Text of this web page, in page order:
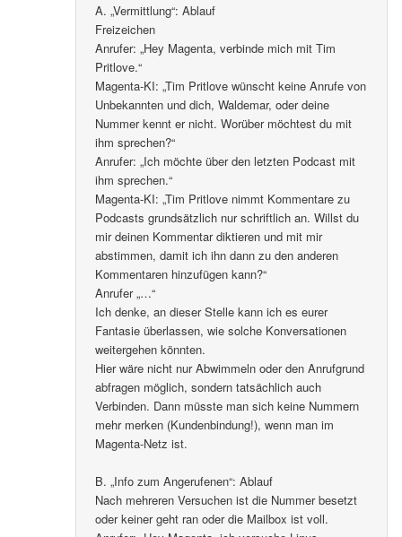
A. „Vermittlung“: Ablauf
Freizeichen
Anrufer: „Hey Magenta, verbinde mich mit Tim
Pritlove.“
Magenta-KI: „Tim Pritlove wünscht keine Anrufe von
Unbekannten und dich, Waldemar, oder deine
Nummer kennt er nicht. Worüber möchtest du mit
ihm sprechen?“
Anrufer: „Ich möchte über den letzten Podcast mit
ihm sprechen.“
Magenta-KI: „Tim Pritlove nimmt Kommentare zu
Podcasts grundsätzlich nur schriftlich an. Willst du
mir deinen Kommentar diktieren und mit mir
abstimmen, damit ich ihn dann zu den anderen
Kommentaren hinzufügen kann?“
Anrufer „…“
Ich denke, an dieser Stelle kann ich es eurer
Fantasie überlassen, wie solche Konversationen
weitergehen könnten.
Hier wäre nicht nur Abwimmeln oder den Anrufgrund
abfragen möglich, sondern tatsächlich auch
Verbinden. Dann müsste man sich keine Nummern
mehr merken (Kundenbindung!), wenn man im
Magenta-Netz ist.
B. „Info zum Angerufenen“: Ablauf
Nach mehreren Versuchen ist die Nummer besetzt
oder keiner geht ran oder die Mailbox ist voll.